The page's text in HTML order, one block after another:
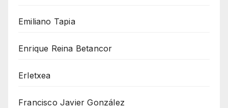
Emiliano Tapia
Enrique Reina Betancor
Erletxea
Francisco Javier González